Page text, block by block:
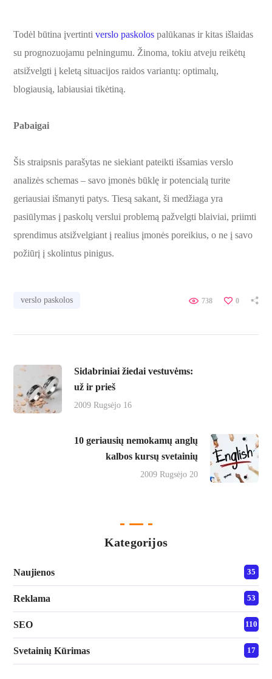
Todėl būtina įvertintiverslo paskolos palūkanas ir kitas išlaidas
su prognozuojamu pelningumu. Žinoma, tokiu atveju reikėtų
atsižvelgti į keletą situacijos raidos variantų: optimalų,
blogiausią, labiausiai tikėtiną.
Pabaigai
Šis straipsnis parašytas ne siekiant pateikti išsamias verslo
analizės schemas – savo įmonės būklę ir potencialą turite
geriausiai išmanyti patys. Tiesą sakant, ši medžiaga yra
pasiūlymas į paskolų verslui problemą pažvelgti blaiviai, priimti
sprendimus atsižvelgiant į realius įmonės poreikius, o ne į savo
požiūrį į skolintus pinigus.
verslo paskolos 0
738
Sidabriniai žiedai vestuvėms:
už ir prieš
2009 Rugsėjo 16
10 geriausių nemokamų anglų
kalbos kursų svetainių
2009 Rugsėjo 20
Kategorijos
Naujienos 35
Reklama 53
SEO 110
Svetainių Kūrimas 17